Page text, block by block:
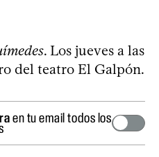
. Los jueves a las
del teatro El Galpón.
en tu email todos los